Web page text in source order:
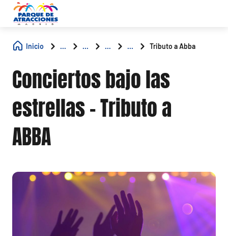
Inicio ... ... ... ... Tributo a Abba
Conciertos bajo las
estrellas - Tributo a
ABBA